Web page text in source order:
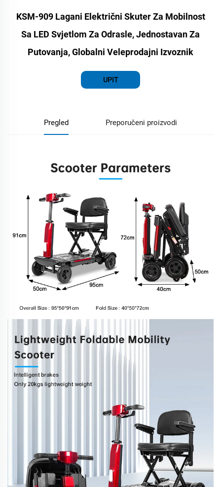
KSM-909 Lagani Električni Skuter Za Mobilnost
Sa LED Svjetlom Za Odrasle, Jednostavan Za
Putovanja, Globalni Veleprodajni Izvoznik
UPIT
Pregled Preporučeni proizvodi